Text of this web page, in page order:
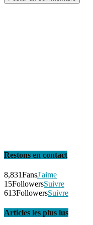
Restons en contact
8,831FansJ'aime
15FollowersSuivre
613FollowersSuivre
Articles les plus lus